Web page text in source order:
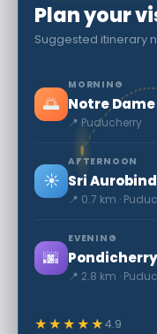
Plan your
Suggested itinerary
🌅
MORNING
Notre
📍 Puducherry
☀️
AFTERNOON
Sri
📍 0.7 km ·
🌆
EVENING
📍 2.8 km ·
★★★★★4.9